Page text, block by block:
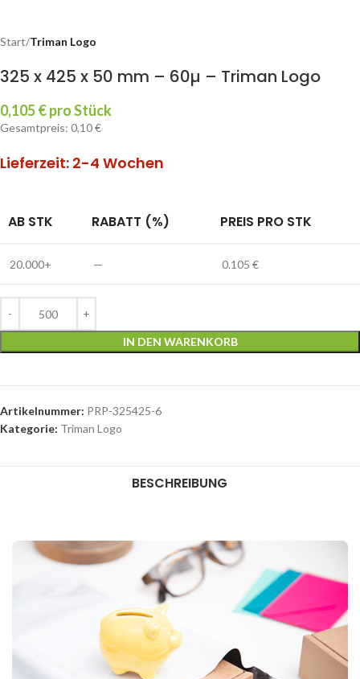
Start Triman Logo
325 x 425 x 50 mm – 60µ – Triman Logo
0,105 € pro Stück
Gesamtpreis: 0,10 €
Lieferzeit: 2-4 Wochen
IN DEN WARENKORB
AB STK RABATT (%) PREIS PRO STK
20.000+ — 0.105 €
Artikelnummer: PRP-325425-6
Kategorie: Triman Logo
BESCHREIBUNG